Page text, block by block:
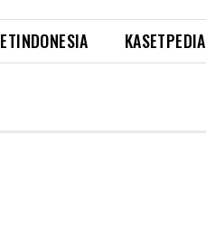
KASETPEDIA